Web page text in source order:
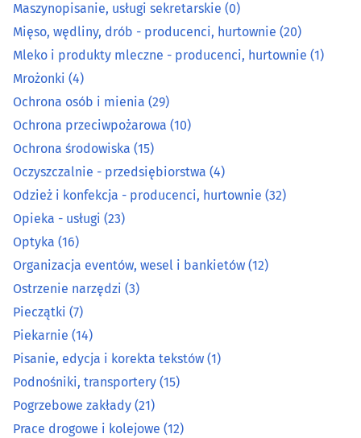
Maszynopisanie, usługi sekretarskie(0)
Mięso, wędliny, drób - producenci, hurtownie
Mleko i produkty mleczne - producenci, hurtownie
Mrożonki (4)
Ochrona osób i mienia(29)
Ochrona przeciwpożarowa
Ochrona środowiska(15)
Oczyszczalnie - przedsiębiorstwa
Odzież i konfekcja - producenci, hurtownie
Opieka - usługi(23)
Maszynopisanie, usługi sekretarskie (0)
Mięso, wędliny, drób - producenci, hurtownie (20)
Mleko i produkty mleczne - producenci, hurtownie (1)
Mrożonki (4)
Ochrona osób i mienia (29)
Ochrona przeciwpożarowa (10)
Ochrona środowiska (15)
Oczyszczalnie - przedsiębiorstwa (4)
Odzież i konfekcja - producenci, hurtownie (32)
Opieka - usługi (23)
Optyka (16)
Organizacja eventów, wesel i bankietów (12)
Ostrzenie narzędzi (3)
Pieczątki (7)
Piekarnie (14)
Pisanie, edycja i korekta tekstów (1)
Podnośniki, transportery (15)
Pogrzebowe zakłady (21)
Prace drogowe i kolejowe (12)